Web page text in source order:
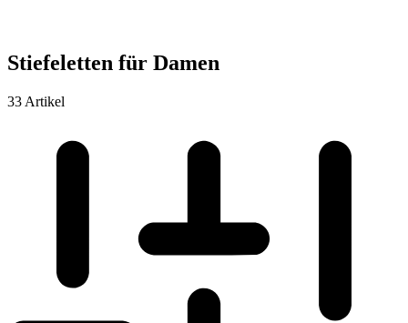
Stiefeletten für Damen
33 Artikel